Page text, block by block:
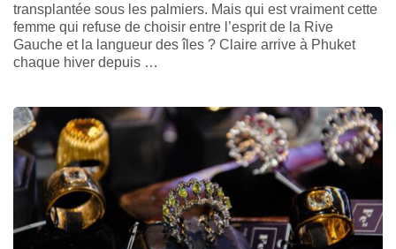
transplantée sous les palmiers. Mais qui est vraiment cette
femme qui refuse de choisir entre l’esprit de la Rive
Gauche et la langueur des îles ? Claire arrive à Phuket
chaque hiver depuis …